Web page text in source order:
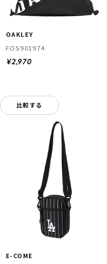
OAKLEY
FOS901974
¥2,970
比較する
E-COME